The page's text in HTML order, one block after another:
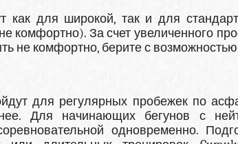
как для широкой, так и для
комфортно). За счет увеличенного
не комфортно, берите с
для регулярных пробежек по
Для начинающих бегунов с
одновременно.